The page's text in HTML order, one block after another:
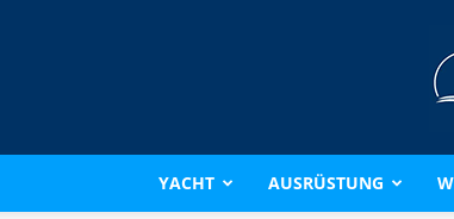
YACHT AUSRÜSTUNG